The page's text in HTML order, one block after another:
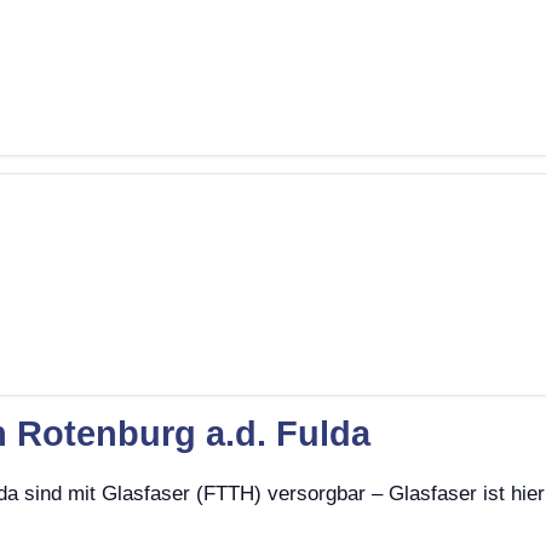
Rotenburg a.d. Fulda
sind mit Glasfaser (FTTH) versorgbar – Glasfaser ist hier